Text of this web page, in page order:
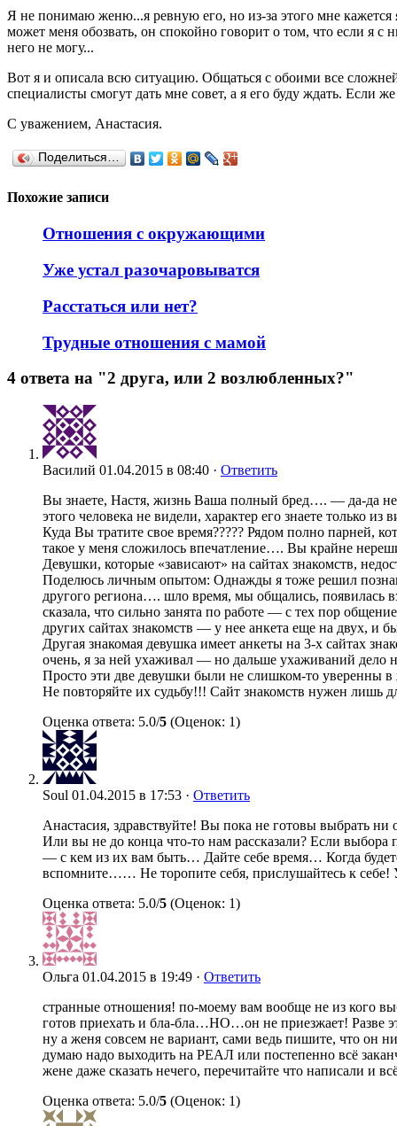
Я не понимаю женю...я ревную его, но из-за этого мне
может меня обозвать, он спокойно говорит о том, что если я
него не могу...
Вот я и описала всю ситуацию. Общаться с обоими все
специалисты смогут дать мне совет, а я его буду ждать. Если
С уважением, Анастасия.
Поделиться…
Похожие записи
Отношения с окружающими
Уже устал разочаровыватся
Расстаться или нет?
Трудные отношения с мамой
4 ответа на "2 друга, или 2 возлюбленных?"
Василий 01.04.2015 в 08:40 · Ответить
Вы знаете, Настя, жизнь Ваша полный бред…. — да-да не
этого человека не видели, характер его знаете
Куда Вы тратите свое время????? Рядом полно парней,
такое у меня сложилось впечатление…. Вы крайне
Девушки, которые «зависают» на сайтах знакомств,
Поделюсь личным опытом: Однажды я тоже решил
другого региона…. шло время, мы общались, появилась
сказала, что сильно занята по работе — с тех пор
других сайтах знакомств — у нее анкета еще на двух,
Другая знакомая девушка имеет анкеты на 3-х сайтах
очень, я за ней ухаживал — но дальше ухаживаний дело
Просто эти две девушки были не слишком-то уверенны
Не повторяйте их судьбу!!! Сайт знакомств нужен лишь
Оценка ответа: 5.0/5 (Оценок: 1)
Soul 01.04.2015 в 17:53 · Ответить
Анастасия, здравствуйте! Вы пока не готовы выбрать
Или вы не до конца что-то нам рассказали? Если выбора
— с кем из их вам быть… Дайте себе время… Когда
вспомните…… Не торопите себя, прислушайтесь к
Оценка ответа: 5.0/5 (Оценок: 1)
Ольга 01.04.2015 в 19:49 · Ответить
странные отношения! по-моему вам вообще не из кого
готов приехать и бла-бла…НО…он не приезжает! Разве
ну а женя совсем не вариант, сами ведь пишите, что он
думаю надо выходить на РЕАЛ или постепенно всё
жене даже сказать нечего, перечитайте что написали и
Оценка ответа: 5.0/5 (Оценок: 1)